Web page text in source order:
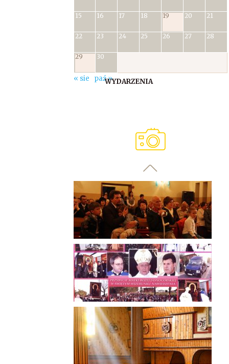
15 16 17 18 19 20 21
22 23 24 25 26 27 28
29 30
« sie paź »WYDARZENIA